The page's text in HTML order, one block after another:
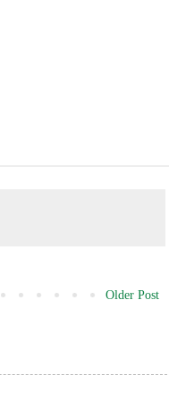
Older Post